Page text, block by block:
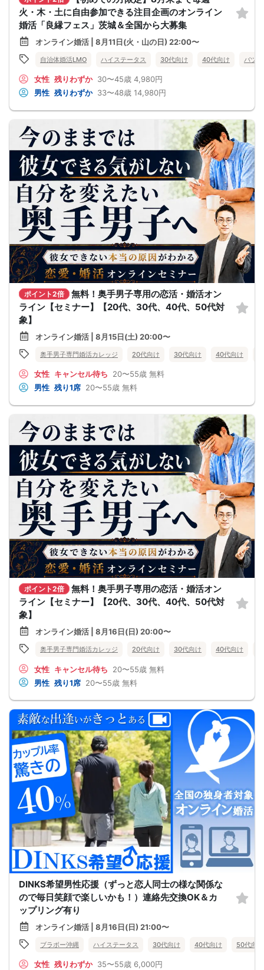
火・木・土に自由参加できる注目企画のオンライン
婚活「良縁フェス」茨城＆全国から大募集
オンライン婚活 | 8月11日(火・山の日) 22:00〜
自治体婚活LMO ハイステータス 30代向け 40代向け バツ
女性 残りわずか 30〜45歳 4,980円
男性 残りわずか 33〜48歳 14,980円
ポイント2倍
無料！奥手男子専用の恋活・婚活オン
ライン【セミナー】【20代、30代、40代、50代対
象】
オンライン婚活 | 8月15日(土) 20:00〜
奥手男子専門婚活カレッジ 20代向け 30代向け 40代向け
女性 キャンセル待ち 20〜55歳 無料
男性 残り1席 20〜55歳 無料
ポイント2倍
無料！奥手男子専用の恋活・婚活オン
ライン【セミナー】【20代、30代、40代、50代対
象】
オンライン婚活 | 8月16日(日) 20:00〜
奥手男子専門婚活カレッジ 20代向け 30代向け 40代向け
女性 キャンセル待ち 20〜55歳 無料
男性 残り1席 20〜55歳 無料
DINKS希望男性応援（ずっと恋人同士の様な関係な
ので毎日笑顔で楽しいかも！）連絡先交換OK＆カ
ップリング有り
オンライン婚活 | 8月16日(日) 21:00〜
ブラボー沖縄 ハイステータス 30代向け 40代向け 50代向け
女性 残りわずか 35〜55歳 6,000円